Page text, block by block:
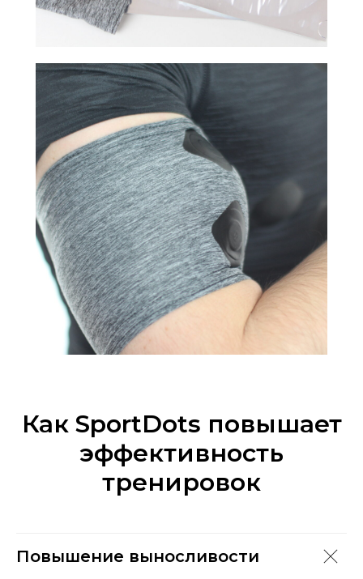
Как SportDots повышает
эффективность
тренировок
Повышение выносливости